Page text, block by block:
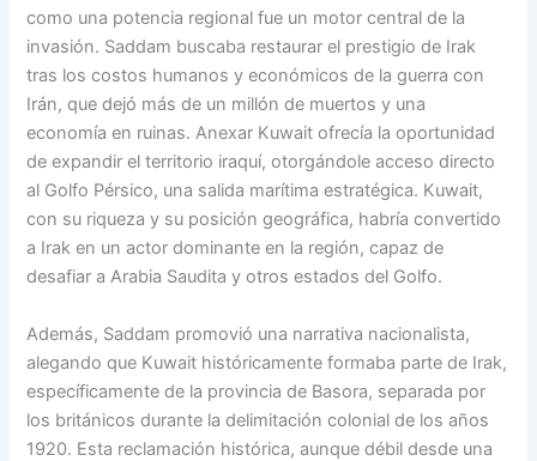
como una potencia regional fue un motor central de la
invasión. Saddam buscaba restaurar el prestigio de Irak
tras los costos humanos y económicos de la guerra con
Irán, que dejó más de un millón de muertos y una
economía en ruinas. Anexar Kuwait ofrecía la oportunidad
de expandir el territorio iraquí, otorgándole acceso directo
al Golfo Pérsico, una salida marítima estratégica. Kuwait,
con su riqueza y su posición geográfica, habría convertido
a Irak en un actor dominante en la región, capaz de
desafiar a Arabia Saudita y otros estados del Golfo.
Además, Saddam promovió una narrativa nacionalista,
alegando que Kuwait históricamente formaba parte de Irak,
específicamente de la provincia de Basora, separada por
los británicos durante la delimitación colonial de los años
1920. Esta reclamación histórica, aunque débil desde una